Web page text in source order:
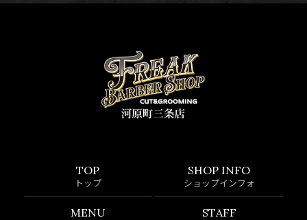
TOP
トップ
SHOP INFO
ショップインフォ
MENU STAFF